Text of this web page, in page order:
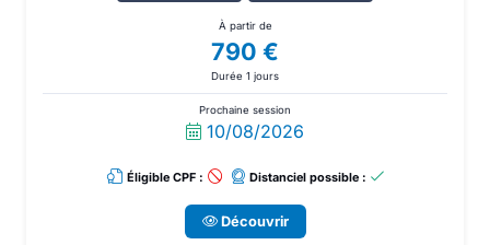
À partir de
790 €
Durée 1 jours
Prochaine session
10/08/2026
Éligible CPF : Distanciel possible :
Découvrir